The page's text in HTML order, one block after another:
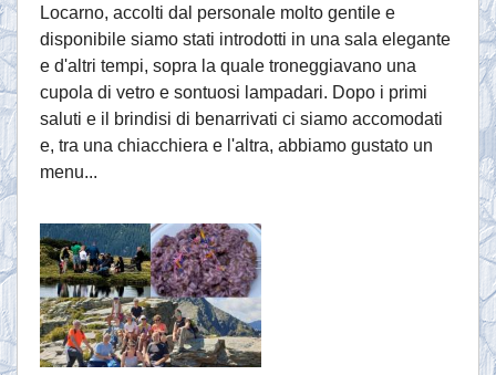
Locarno, accolti dal personale molto gentile e
disponibile siamo stati introdotti in una sala elegante
e d'altri tempi, sopra la quale troneggiavano una
cupola di vetro e sontuosi lampadari. Dopo i primi
saluti e il brindisi di benarrivati ci siamo accomodati
e, tra una chiacchiera e l'altra, abbiamo gustato un
menu...